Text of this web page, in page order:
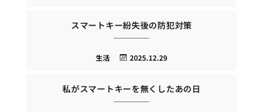
スマートキー紛失後の防犯対策
2025.12.29
生活
私がスマートキーを無くしたあの日